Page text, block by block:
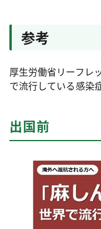
参考
厚生労働省リーフレ
で流行している感染
出国前